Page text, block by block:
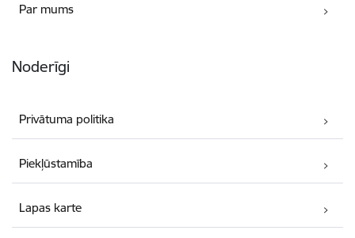
Par mums
Noderīgi
Privātuma politika
Piekļūstamība
Lapas karte